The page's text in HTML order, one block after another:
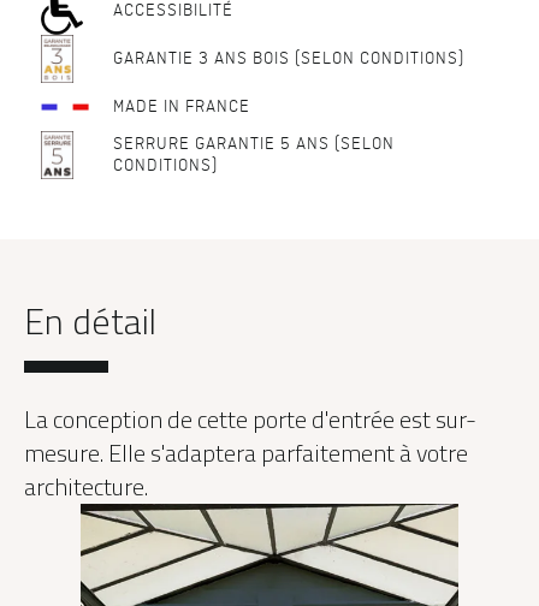
ACCESSIBILITÉ
GARANTIE 3 ANS BOIS (SELON CONDITIONS)
MADE IN FRANCE
SERRURE GARANTIE 5 ANS (SELON
CONDITIONS)
En détail
La conception de cette porte d'entrée est sur-
mesure. Elle s'adaptera parfaitement à votre
architecture.